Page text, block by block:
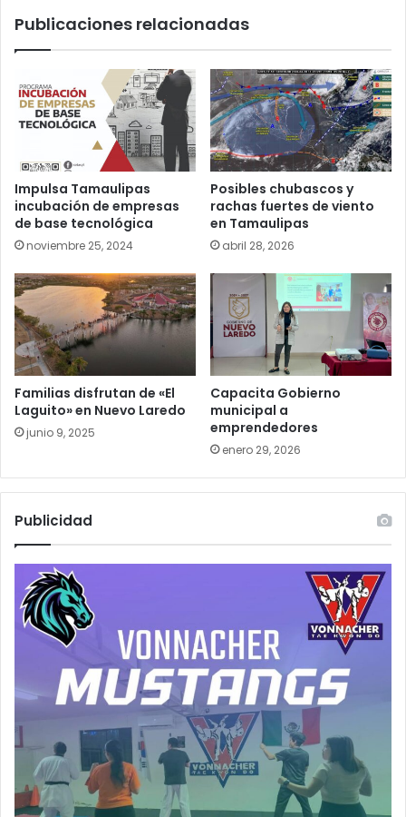
Publicaciones relacionadas
Impulsa Tamaulipas
incubación de empresas
de base tecnológica
noviembre 25, 2024
Posibles chubascos y
rachas fuertes de viento
en Tamaulipas
abril 28, 2026
Familias disfrutan de «El
Laguito» en Nuevo Laredo
junio 9, 2025
Capacita Gobierno
municipal a
emprendedores
enero 29, 2026
Publicidad